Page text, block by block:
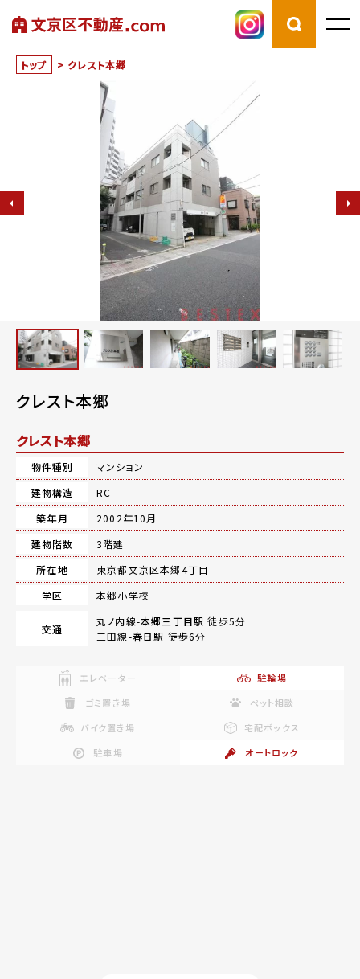
トップ > クレスト本郷
クレスト本郷
クレスト本郷
物件種別
マンション
建物構造
RC
築年月
2002年10月
建物階数
3階建
所在地
東京都文京区本郷4丁目
学区
本郷小学校
交通
丸ノ内線-本郷三丁目駅 徒歩5分
三田線-春日駅 徒歩6分
エレベーター
駐輪場
ゴミ置き場
ペット相談
バイク置き場
宅配ボックス
駐車場
オートロック